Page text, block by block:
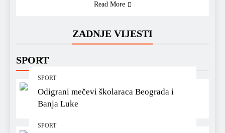
ZADNJE VIJESTI
SPORT
SPORT
Odigrani mečevi školaraca Beograda i
Banja Luke
SPORT
Read More